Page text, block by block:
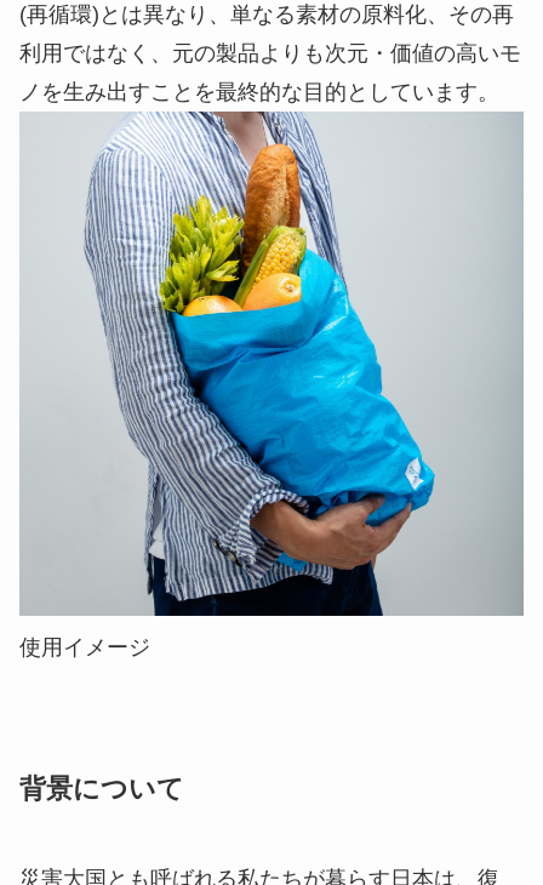
(再循環)とは異なり、単なる素材の原料化、その再
利用ではなく、元の製品よりも次元・価値の高いモ
ノを生み出すことを最終的な目的としています。
使用イメージ
背景について
災害大国とも呼ばれる私たちが暮らす日本は、復